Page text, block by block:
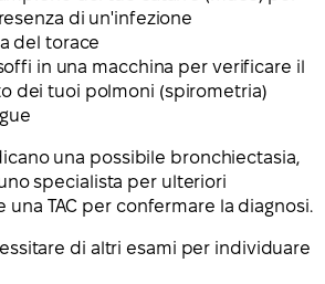
di un'infezione
del torace
in una macchina per verificare il
dei tuoi polmoni (spirometria)
una possibile bronchiectasia,
specialista per ulteriori
una TAC per confermare la diagnosi.
di altri esami per individuare